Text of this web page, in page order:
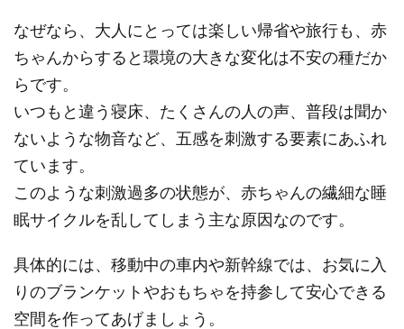
なぜなら、大人にとっては楽しい帰省や旅行も、赤
ちゃんからすると環境の大きな変化は不安の種だか
らです。
いつもと違う寝床、たくさんの人の声、普段は聞か
ないような物音など、五感を刺激する要素にあふれ
ています。
このような刺激過多の状態が、赤ちゃんの繊細な睡
眠サイクルを乱してしまう主な原因なのです。
具体的には、移動中の車内や新幹線では、お気に入
りのブランケットやおもちゃを持参して安心できる
空間を作ってあげましょう。